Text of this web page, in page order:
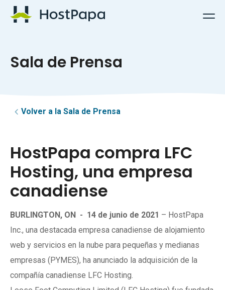
Logotipo de HostPapa
Sala de Prensa
Volver a la Sala de Prensa
HostPapa compra LFC
Hosting, una empresa
canadiense
BURLINGTON, ON - 14 de junio de 2021 – HostPapa
Inc., una destacada empresa canadiense de alojamiento
web y servicios en la nube para pequeñas y medianas
empresas (PYMES), ha anunciado la adquisición de la
compañía canadiense LFC Hosting.